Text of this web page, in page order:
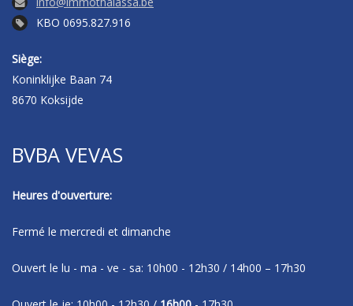
KBO 0695.827.916
Siège:
Koninklijke Baan 74
8670 Koksijde
BVBA VEVAS
Heures d'ouverture:
Fermé le mercredi et dimanche
Ouvert le lu - ma - ve - sa: 10h00 - 12h30 / 14h00 – 17h30